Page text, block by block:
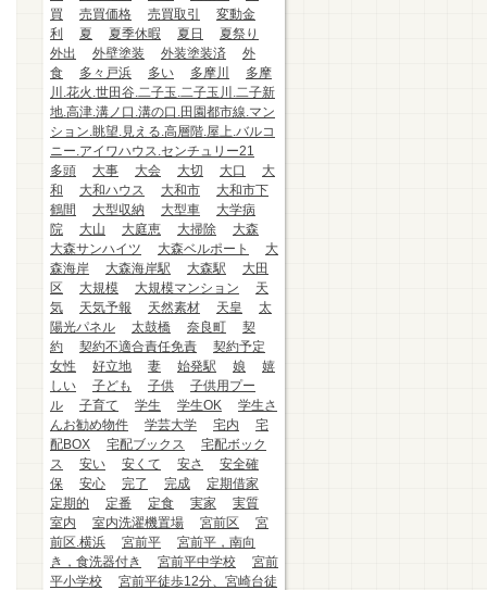
買
売買価格 売買取引
変動金
利
夏 夏季休暇 夏日
夏祭り
外出
外壁塗装 外装塗装済
外
食
多々戸浜 多い 多摩川
多摩
川.花火.世田谷.二子玉.二子玉川.二子新
地.高津.溝ノ口.溝の口.田園都市線.マン
ション.眺望.見える.高層階.屋上.バルコ
ニー.アイワハウス.センチュリー21
多頭
大事 大会 大切 大口
大
和
大和ハウス 大和市
大和市下
鶴間
大型収納 大型車
大学病
院
大山 大庭恵 大掃除
大森
大森サンハイツ
大森ベルポート
大
森海岸
大森海岸駅 大森駅
大田
区
大規模 大規模マンション
天
気
天気予報 天然素材 天皇
太
陽光パネル
太鼓橋 奈良町
契
約
契約不適合責任免責
契約予定
女性
好立地 妻 始発駅 娘
嬉
しい
子ども 子供
子供用プー
ル
子育て 学生 学生OK
学生さ
んお勧め物件
学芸大学 宅内
宅
配BOX
宅配ブックス
宅配ボック
ス
安い 安くて 安さ
安全確
保
安心 完了 完成
定期借家
定期的
定番 定食 実家
実質
室内
室内洗濯機置場 宮前区
宮
前区.横浜
宮前平
宮前平，南向
き，食洗器付き
宮前平中学校
宮前
平小学校
宮前平徒歩12分、宮崎台徒